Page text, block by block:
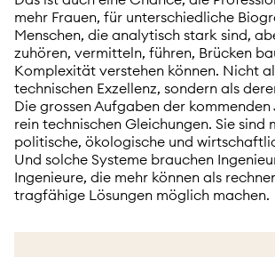
mehr Frauen, für unterschiedliche
Menschen, die analytisch stark sind,
zuhören, vermitteln, führen, Brücken
Komplexität verstehen können. Nicht
technischen Exzellenz, sondern als
Die grossen Aufgaben der kommenden
rein technischen Gleichungen. Sie sind
politische, ökologische und
Und solche Systeme brauchen
Ingenieure, die mehr können als
tragfähige Lösungen möglich machen.